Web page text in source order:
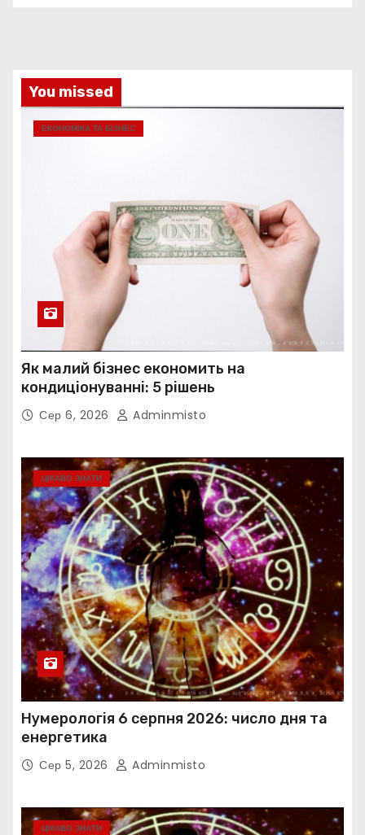
You missed
ЕКОНОМІКА ТА БІЗНЕС
Як малий бізнес економить на
кондиціонуванні: 5 рішень
Сер 6, 2026 Adminmisto
ЦІКАВО ЗНАТИ
Нумерологія 6 серпня 2026: число дня та
енергетика
Сер 5, 2026 Adminmisto
ЦІКАВО ЗНАТИ